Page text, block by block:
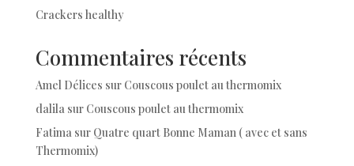
Crackers healthy
Commentaires récents
Amel Délices sur Couscous poulet au thermomix
dalilasur Couscous poulet au thermomix
Fatimasur Quatre quart Bonne Maman ( avec et sans
Thermomix)